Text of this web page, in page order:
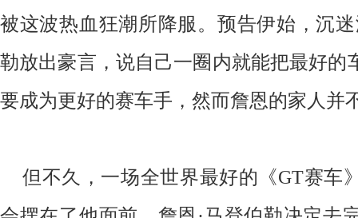
被这波热血狂潮所降服。预告伊始，沉
勒放出豪言，说自己一圈内就能把最好的
要成为更好的赛车手，然而詹恩的家人并
但不久，一场全世界最好的《GT赛车